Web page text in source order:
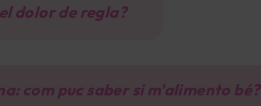
dolor de regla?
com puc saber si m'alimento bé?